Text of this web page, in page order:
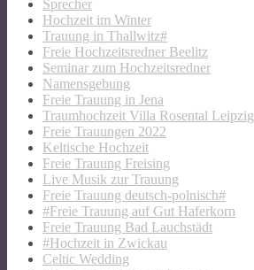
Sprecher
Hochzeit im Winter
Trauung in Thallwitz#
Freie Hochzeitsredner Beelitz
Seminar zum Hochzeitsredner
Namensgebung
Freie Trauung in Jena
Traumhochzeit Villa Rosental Leipzig
Freie Trauungen 2022
Keltische Hochzeit
Freie Trauung Freising
Live Musik zur Trauung
Freie Trauung deutsch-polnisch#
#Freie Trauung auf Gut Haferkorn
Freie Trauung Bad Lauchstädt
#Hochzeit in Zwickau
Celtic Wedding